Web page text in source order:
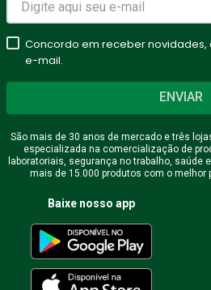
Concordo em receber
e-mail.
ENVIAR
São mais de 30 anos de mercado e três
especializada na comercialização de
laboratoriais, segurança no trabalho, saúde
mais de 15.000 produtos com o melhor
Baixe nosso app